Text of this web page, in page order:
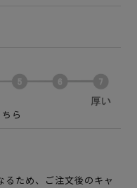
ら
るため、ご注文後のキャ